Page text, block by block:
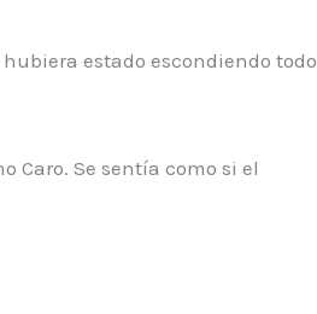
estado escondiendo todo
Caro. Se sentía como si el